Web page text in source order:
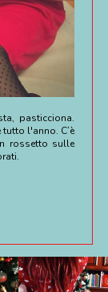
pasticciona.
l'anno. C’è
rossetto sulle